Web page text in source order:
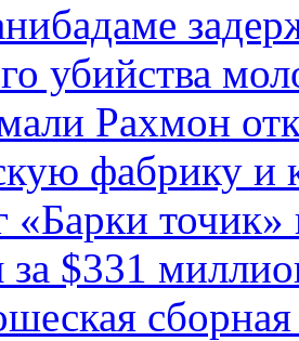
убийства
Рахмон
фабрику и
«Барки
за $331